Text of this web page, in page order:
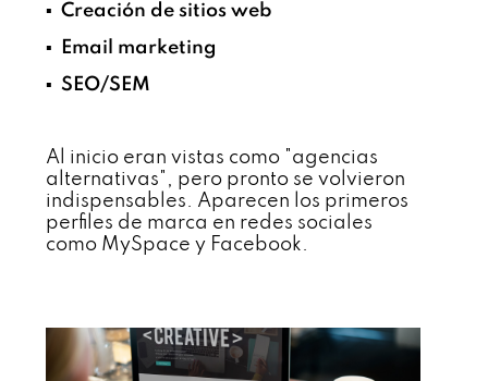
▪️ Creación de sitios web
▪️ Email marketing
▪️ SEO/SEM
Al inicio eran vistas como "agencias
alternativas", pero pronto se volvieron
indispensables. Aparecen los primeros
perfiles de marca en redes sociales
como MySpace y Facebook.